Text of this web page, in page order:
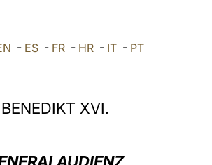
- ES- FR- HR- IT- PT
BENEDIKT XVI.